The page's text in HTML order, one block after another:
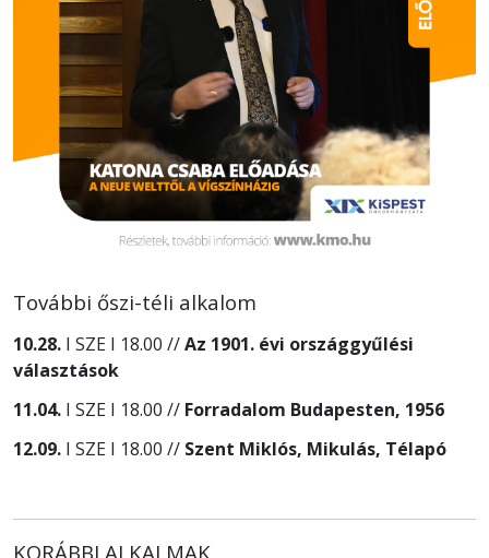
További őszi-téli alkalom
10.28. I SZE I 18.00 //Az 1901. évi országgyűlési
választások
11.04. I SZE I 18.00 // Forradalom Budapesten, 1956
12.09. I SZE I 18.00 // Szent Miklós, Mikulás, Télapó
KORÁBBI ALKALMAK